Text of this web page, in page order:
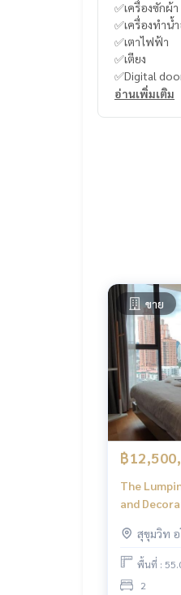
✅เครื่องซักผ้า
✅เครื่องทำน้
✅เตาไฟฟ้า
✅เตียง
✅Digital
Exchange
Interchange
GMM Tower
Sino-Thai
Pullman
The Westin
Benjakiti Park
Benjasiri Park
โรงพยาบาลบ
โรงพยาบาลส
โรงเรียน
มหาวิทยาลั
โรงเรียนวัฒ
BTS
อ่านเพิ่มเติม
ขาย
฿
The
and
สุขุมวิท
พื้นที่ :
2